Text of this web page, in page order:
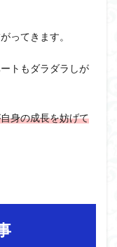
ってきます。
トもダラダラしが
身の成長を妨げて